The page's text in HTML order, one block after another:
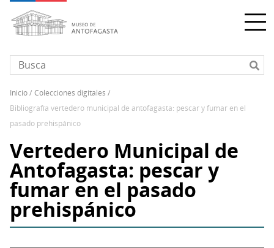
contenido
principal
Sobrescribir
enlaces
de
ayuda
a
la
navegación
inicio
colecciones digitales
bibliografía vertedero municipal de antofagasta: pescar y fumar en el
pasado prehispánico
Vertedero Municipal de
Antofagasta: pescar y
fumar en el pasado
prehispánico